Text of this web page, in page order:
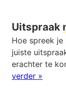
Uitspraak
Hoe spreek
juiste
erachter te
verder »